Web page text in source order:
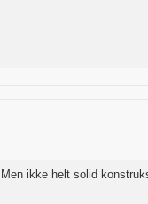
ikke helt solid